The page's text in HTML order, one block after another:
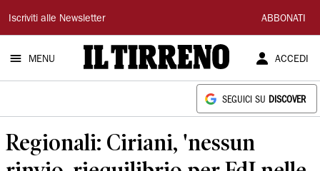
Il
Tirreno
Iscriviti alle Newsletter ABBONATI
MENU ACCEDI
SEGUICI SU DISCOVER
Regionali: Ciriani, 'nessun